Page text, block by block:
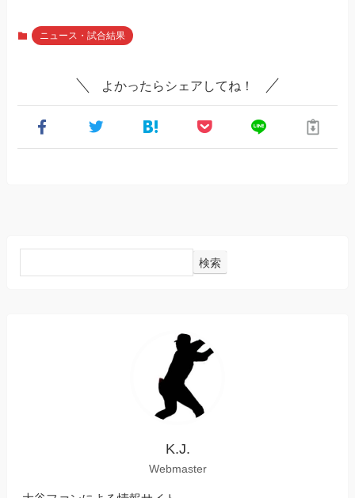
ニュース・試合結果
よかったらシェアしてね！
検索
K.J.
Webmaster